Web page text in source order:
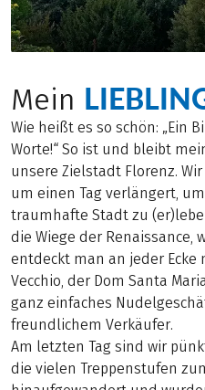
Mein
Wie heißt es so schön: „Ein
Worte!“ So ist und bleibt
unsere Zielstadt Florenz.
um einen Tag verlängert,
traumhafte Stadt zu
die Wiege der Renaissance,
entdeckt man an jeder Ecke
Vecchio, der Dom Santa
ganz einfaches
freundlichem Verkäufer.
Am letzten Tag sind wir
die vielen Treppenstufen